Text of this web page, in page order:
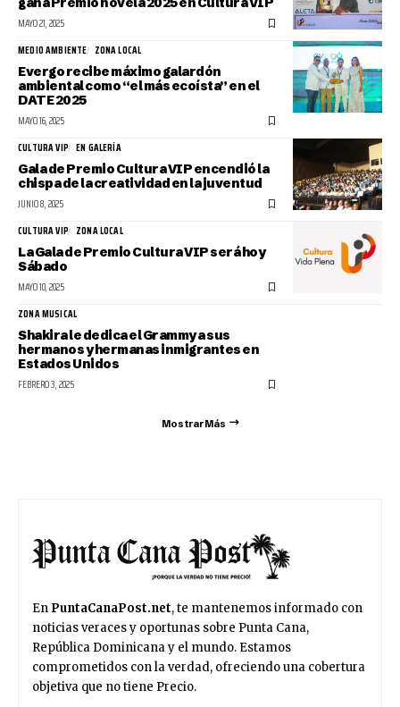
MAYO 21, 2025
MEDIO AMBIENTE ZONA LOCAL
Evergo recibe máximo galardón
ambiental como “el más ecoísta” en el
DATE 2025
MAYO 16, 2025
CULTURA VIP EN GALERÍA
Gala de Premio Cultura VIP encendió la
chispa de la creatividad en la juventud
JUNIO 8, 2025
CULTURA VIP ZONA LOCAL
La Gala de Premio Cultura VIP será hoy
Sábado
MAYO 10, 2025
ZONA MUSICAL
Shakira le dedica el Grammy a sus
hermanos y hermanas inmigrantes en
Estados Unidos
FEBRERO 3, 2025
Mostrar Más
En PuntaCanaPost.net, te mantenemos informado con
noticias veraces y oportunas sobre Punta Cana,
República Dominicana y el mundo. Estamos
comprometidos con la verdad, ofreciendo una cobertura
objetiva que no tiene Precio.